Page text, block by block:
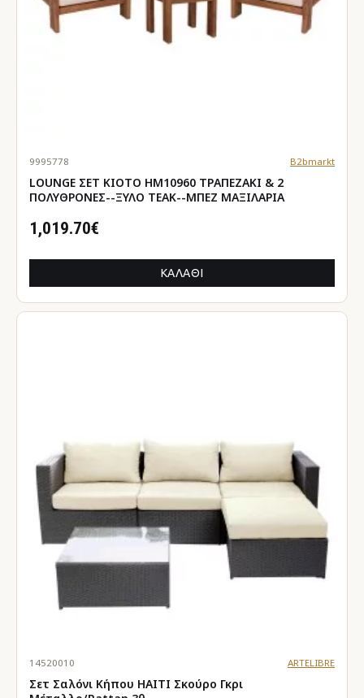
9995778 B2bmarkt
LOUNGE ΣΕΤ KIOTO HM10960 ΤΡΑΠΕΖΑΚΙ & 2
ΠΟΛΥΘΡΟΝΕΣ--ΞΥΛΟ TEAK--ΜΠΕΖ ΜΑΞΙΛΑΡΙΑ
1,019.70€
ΚΑΛΆΘΙ
14520010 ARTELIBRE
Σετ Σαλόνι Κήπου HAITI Σκούρο Γκρι